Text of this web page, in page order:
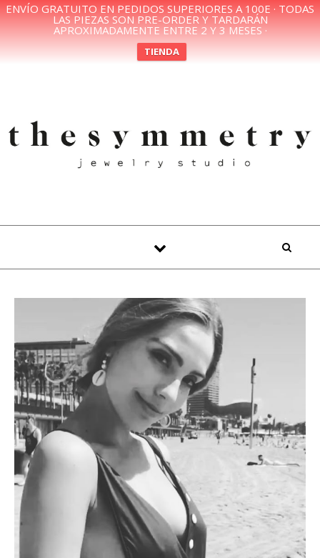
ENVÍO GRATUITO EN PEDIDOS SUPERIORES A 100E · TODAS
LAS PIEZAS SON PRE-ORDER Y TARDARÁN
APROXIMADAMENTE ENTRE 2 Y 3 MESES ·
TIENDA